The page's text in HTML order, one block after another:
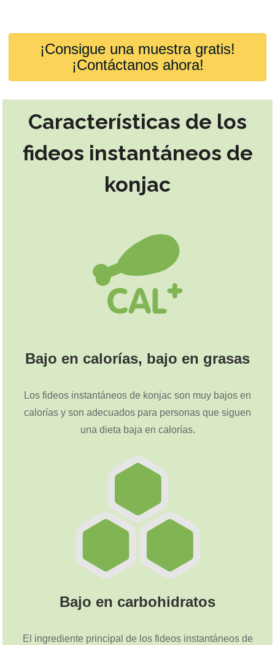
¡Consigue una muestra gratis!
¡Contáctanos ahora!
Características de los
fideos instantáneos de
konjac
Bajo en calorías, bajo en grasas
Los fideos instantáneos de konjac son muy bajos en
calorías y son adecuados para personas que siguen
una dieta baja en calorías.
Bajo en carbohidratos
El ingrediente principal de los fideos instantáneos de